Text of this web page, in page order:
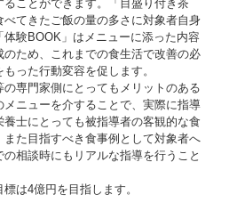
ことができます。「目盛り付き茶
てきたご飯の量の多さに対象者自身
験BOOK」はメニューに添った内容
ため、これまでの食生活で改善の必
った行動変容を促します。
の専門家側にとってもメリットのある
ニューを介することで、実際に指導
士にとっても被指導者の客観的な食
た目指すべき食事例として対象者へ
相談時にもリアルな指導を行うこと
は4億円を目指します。